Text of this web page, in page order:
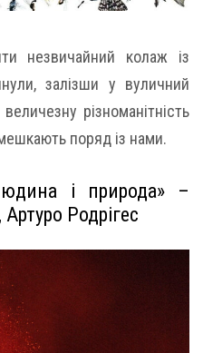
незвичайний колаж із
залізши у вуличний
різноманітність
поряд із нами.
і природа» –
Родрігес